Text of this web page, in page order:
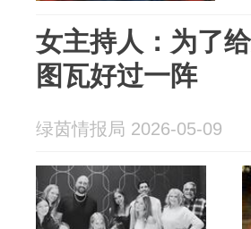
女主持人：为了
图瓦好过一阵
绿茵情报局 2026-05-09